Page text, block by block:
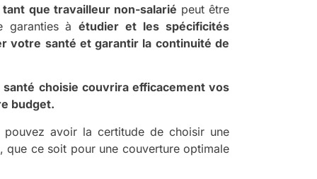
que travailleur non-salarié peut être
garanties àétudier et les spécificités
votre santé et garantir la continuité de
choisie couvrira efficacement vos
budget.
avoir la certitude de choisir une
, que ce soit pour une couverture optimale